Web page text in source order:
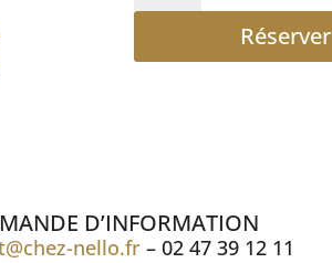
DEJEUNER
Réserver
D’INFORMATION
nello.fr– 02 47 39 12 11